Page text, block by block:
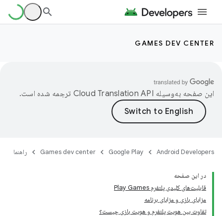
GAMES DEV CENTER
این صفحه به‌وسیله ترجمه شده است.
Android Developers
Google Play
Games dev center راهنما
در این صفحه
قابلیت‌های کلیدی پلتفرم Play Games
مزایای بازی و مزایای برنامه
تفاوت بین هویت پلتفرم و هویت بازی چیست؟